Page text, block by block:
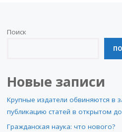
Поиск
Новые записи
Крупные издатели обвиняются в
публикацию статей в открытом
Гражданская наука: что нового?